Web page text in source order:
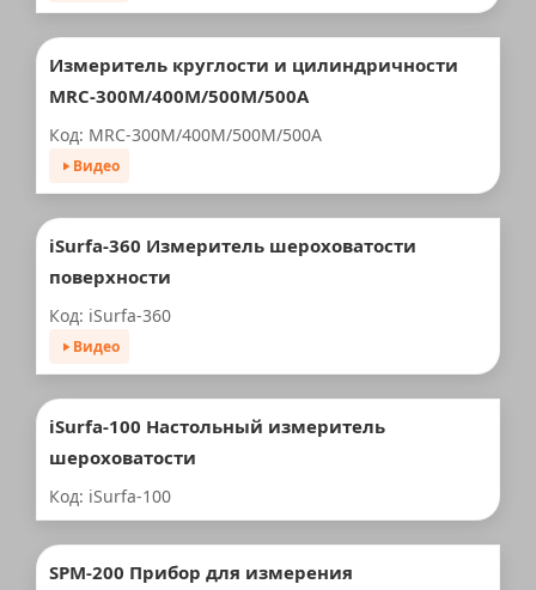
Измеритель круглости и цилиндричности
MRC-300M/400M/500M/500A
Код: MRC-300M/400M/500M/500A
Видео
iSurfa-360 Измеритель шероховатости
поверхности
Код: iSurfa-360
Видео
iSurfa-100 Настольный измеритель
шероховатости
Код: iSurfa-100
SPM-200 Прибор для измерения